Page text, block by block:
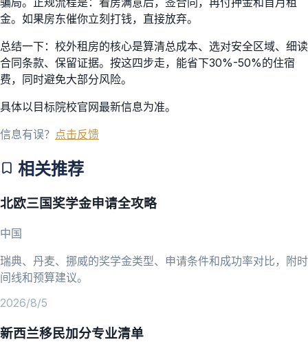
金。如果房东催你立刻打钱，直接放弃。
总结一下：校外租房的核心是算清总成本、选对安全区域、细读
合同条款、保留证据。按这四步走，能省下30%-50%的住宿
费，同时避免大部分风险。
具体以目标院校官网最新信息为准。
信息有误？ 点击反馈
相关推荐
北欧三国奖学金申请全攻略
中国
瑞典、丹麦、挪威的奖学金类型、申请条件和成功率对比，附时
间线和预算建议。
2026/8/5
新西兰移民加分专业清单